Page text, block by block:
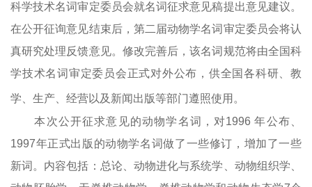
科学技术名词审定委员会就名词征求意见稿提出意见建议。
在公开征询意见结束后，第二届动物学名词审定委员会将认
真研究处理反馈意见。修改完善后，该名词规范将由全国科
学技术名词审定委员会正式对外公布，供全国各科研、教
学、生产、经营以及新闻出版等部门遵照使用。
本次公开征求意见的动物学名词，对1996年公布、
1997年正式出版的动物学名词做了一些修订，增加了一些
新词。内容包括：总论、动物进化与系统学、动物组织学、